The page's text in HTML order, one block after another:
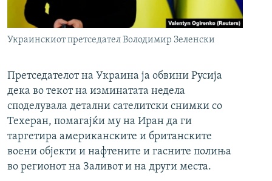
Украинскиот претседател Володимир Зеленски
Претседателот на Украина ја обвини Русија
дека во текот на изминатата недела
споделувала детални сателитски снимки со
Техеран, помагајќи му на Иран да ги
таргетира американските и британските
воени објекти и нафтените и гасните полиња
во регионот на Заливот и на други места.